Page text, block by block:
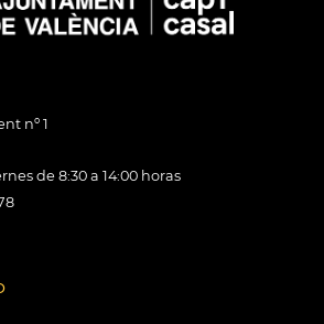
nº 1
de 8:30 a 14:00 horas